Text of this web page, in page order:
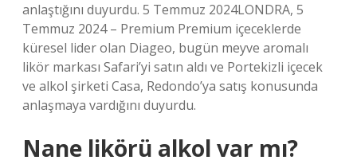
anlaştığını duyurdu. 5 Temmuz 2024LONDRA, 5
Temmuz 2024 – Premium Premium içeceklerde
küresel lider olan Diageo, bugün meyve aromalı
likör markası Safari’yi satın aldı ve Portekizli içecek
ve alkol şirketi Casa, Redondo’ya satış konusunda
anlaşmaya vardığını duyurdu.
Nane likörü alkol var mı?